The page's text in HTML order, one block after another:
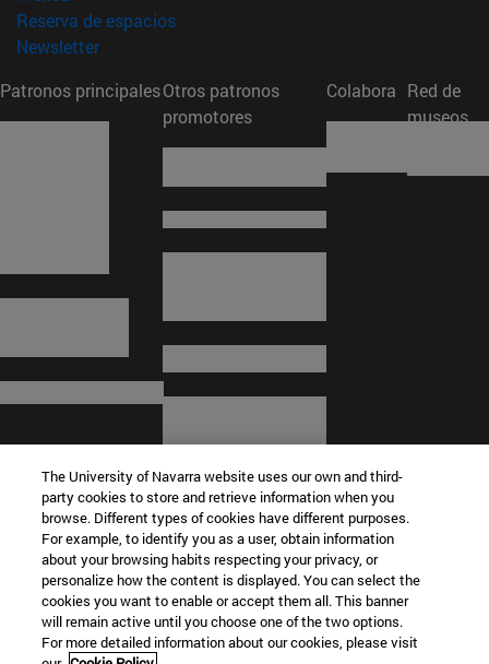
Reserva de espacios(abre en nueva ventana)
Newsletter(abre en nueva ventana)
Patronos principalesOtros patronos
promotores
Colabora Red de
museos
© Universidad de Navarra
Información legal
Términos y condiciones
The University of Navarra website uses our own and third-
party cookies to store and retrieve information when you
browse. Different types of cookies have different purposes.
For example, to identify you as a user, obtain information
about your browsing habits respecting your privacy, or
personalize how the content is displayed. You can select the
cookies you want to enable or accept them all. This banner
will remain active until you choose one of the two options.
For more detailed information about our cookies, please visit